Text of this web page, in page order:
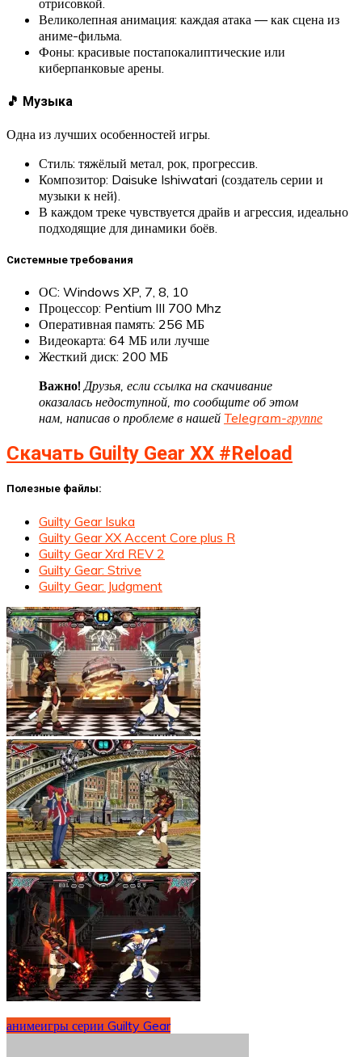
отрисовкой.
Великолепная анимация: каждая атака — как сцена из
аниме-фильма.
Фоны: красивые постапокалиптические или
киберпанковые арены.
🎵 Музыка
Одна из лучших особенностей игры.
Стиль: тяжёлый метал, рок, прогрессив.
Композитор: Daisuke Ishiwatari (создатель серии и
музыки к ней).
В каждом треке чувствуется драйв и агрессия, идеально
подходящие для динамики боёв.
Системные требования
ОС: Windows XP, 7, 8, 10
Процессор: Pentium III 700 Mhz
Оперативная память: 256 МБ
Видеокарта: 64 МБ или лучше
Жесткий диск: 200 МБ
Важно!Друзья, если ссылка на скачивание
оказалась недоступной, то сообщите об этом
нам, написав о проблеме в нашей Telegram-группе
Скачать Guilty Gear XX #Reload
Полезные файлы:
Guilty Gear Isuka
Guilty Gear XX Accent Core plus R
Guilty Gear Xrd REV 2
Guilty Gear: Strive
Guilty Gear: Judgment
анимеигры серии Guilty Gear